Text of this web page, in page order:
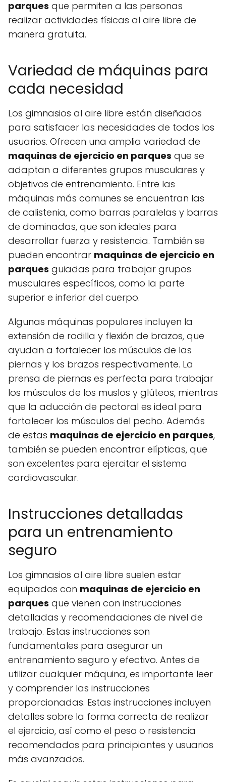
parques que permiten a las personas
realizar actividades físicas al aire libre de
manera gratuita.
Variedad de máquinas para
cada necesidad
Los gimnasios al aire libre están diseñados
para satisfacer las necesidades de todos los
usuarios. Ofrecen una amplia variedad de
maquinas de ejercicio en parques que se
adaptan a diferentes grupos musculares y
objetivos de entrenamiento. Entre las
máquinas más comunes se encuentran las
de calistenia, como barras paralelas y barras
de dominadas, que son ideales para
desarrollar fuerza y resistencia. También se
pueden encontrar maquinas de ejercicio en
parques guiadas para trabajar grupos
musculares específicos, como la parte
superior e inferior del cuerpo.
Algunas máquinas populares incluyen la
extensión de rodilla y flexión de brazos, que
ayudan a fortalecer los músculos de las
piernas y los brazos respectivamente. La
prensa de piernas es perfecta para trabajar
los músculos de los muslos y glúteos, mientras
que la aducción de pectoral es ideal para
fortalecer los músculos del pecho. Además
de estas maquinas de ejercicio en parques,
también se pueden encontrar elípticas, que
son excelentes para ejercitar el sistema
cardiovascular.
Instrucciones detalladas
para un entrenamiento
seguro
Los gimnasios al aire libre suelen estar
equipados con maquinas de ejercicio en
parques que vienen con instrucciones
detalladas y recomendaciones de nivel de
trabajo. Estas instrucciones son
fundamentales para asegurar un
entrenamiento seguro y efectivo. Antes de
utilizar cualquier máquina, es importante leer
y comprender las instrucciones
proporcionadas. Estas instrucciones incluyen
detalles sobre la forma correcta de realizar
el ejercicio, así como el peso o resistencia
recomendados para principiantes y usuarios
más avanzados.